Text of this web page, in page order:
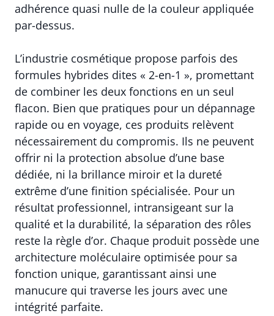
adhérence quasi nulle de la couleur appliquée
par-dessus.
L’industrie cosmétique propose parfois des
formules hybrides dites « 2-en-1 », promettant
de combiner les deux fonctions en un seul
flacon. Bien que pratiques pour un dépannage
rapide ou en voyage, ces produits relèvent
nécessairement du compromis. Ils ne peuvent
offrir ni la protection absolue d’une base
dédiée, ni la brillance miroir et la dureté
extrême d’une finition spécialisée. Pour un
résultat professionnel, intransigeant sur la
qualité et la durabilité, la séparation des rôles
reste la règle d’or. Chaque produit possède une
architecture moléculaire optimisée pour sa
fonction unique, garantissant ainsi une
manucure qui traverse les jours avec une
intégrité parfaite.